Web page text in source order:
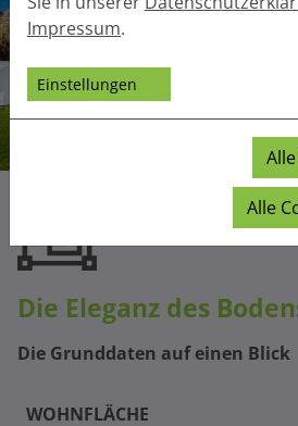
Die Eleganz des
Die Grunddaten auf einen Blick
WOHNFLÄCHE
Impressum.
Einstellungen
Alle